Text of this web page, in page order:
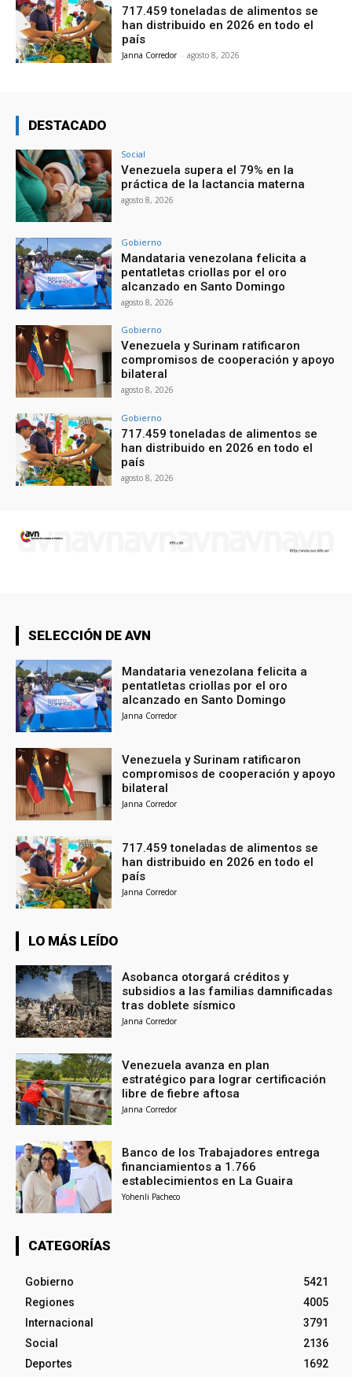
717.459 toneladas de alimentos se
han distribuido en 2026 en todo el
país
Janna Corredor - agosto 8, 2026
DESTACADO
Social
Venezuela supera el 79% en la
práctica de la lactancia materna
agosto 8, 2026
Gobierno
Mandataria venezolana felicita a
pentatletas criollas por el oro
alcanzado en Santo Domingo
agosto 8, 2026
Gobierno
Venezuela y Surinam ratificaron
compromisos de cooperación y apoyo
bilateral
agosto 8, 2026
Gobierno
717.459 toneladas de alimentos se
han distribuido en 2026 en todo el
país
agosto 8, 2026
SELECCIÓN DE AVN
Mandataria venezolana felicita a
pentatletas criollas por el oro
alcanzado en Santo Domingo
Janna Corredor
Venezuela y Surinam ratificaron
compromisos de cooperación y apoyo
bilateral
Janna Corredor
717.459 toneladas de alimentos se
han distribuido en 2026 en todo el
país
Janna Corredor
LO MÁS LEÍDO
Asobanca otorgará créditos y
subsidios a las familias damnificadas
tras doblete sísmico
Janna Corredor
Venezuela avanza en plan
estratégico para lograr certificación
libre de fiebre aftosa
Janna Corredor
Banco de los Trabajadores entrega
financiamientos a 1.766
establecimientos en La Guaira
Yohenli Pacheco
CATEGORÍAS
Gobierno
5421
Regiones
4005
Internacional
3791
Social
2136
Deportes
1692